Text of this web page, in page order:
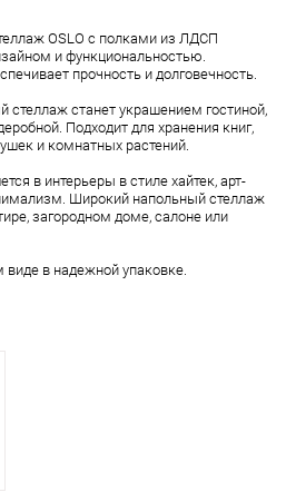
OSLO с полками из ЛДСП
и функциональностью.
прочность и долговечность.
стеллаж станет украшением гостиной,
Подходит для хранения книг,
и комнатных растений.
в интерьеры в стиле хайтек, арт-
Широкий напольный стеллаж
загородном доме, салоне или
виде в надежной упаковке.